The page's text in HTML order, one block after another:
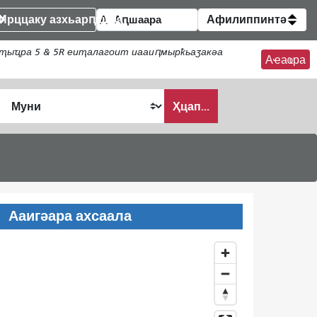
Ирццаку азхьарԥшқәа Афилиппинтә
5 & 5R еиҭалагоит иааиԥмырҟьаӡакәа
Аҽаҩра
Ҳцап...
Ааигәара ахсаала